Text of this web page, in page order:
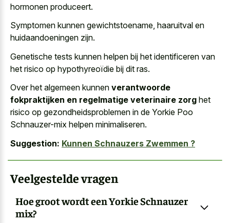
hormonen produceert.
Symptomen kunnen gewichtstoename, haaruitval en
huidaandoeningen zijn.
Genetische tests kunnen helpen bij het identificeren van
het risico op hypothyreoïdie bij dit ras.
Over het algemeen kunnen verantwoorde
fokpraktijken en regelmatige veterinaire zorg het
risico op gezondheidsproblemen in de Yorkie Poo
Schnauzer-mix helpen minimaliseren.
Suggestion: Kunnen Schnauzers Zwemmen ?
Veelgestelde vragen
Hoe groot wordt een Yorkie Schnauzer
mix?